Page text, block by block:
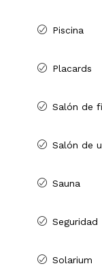
Piscina
Placards
Salón de
Salón de
Sauna
Seguridad
Solarium